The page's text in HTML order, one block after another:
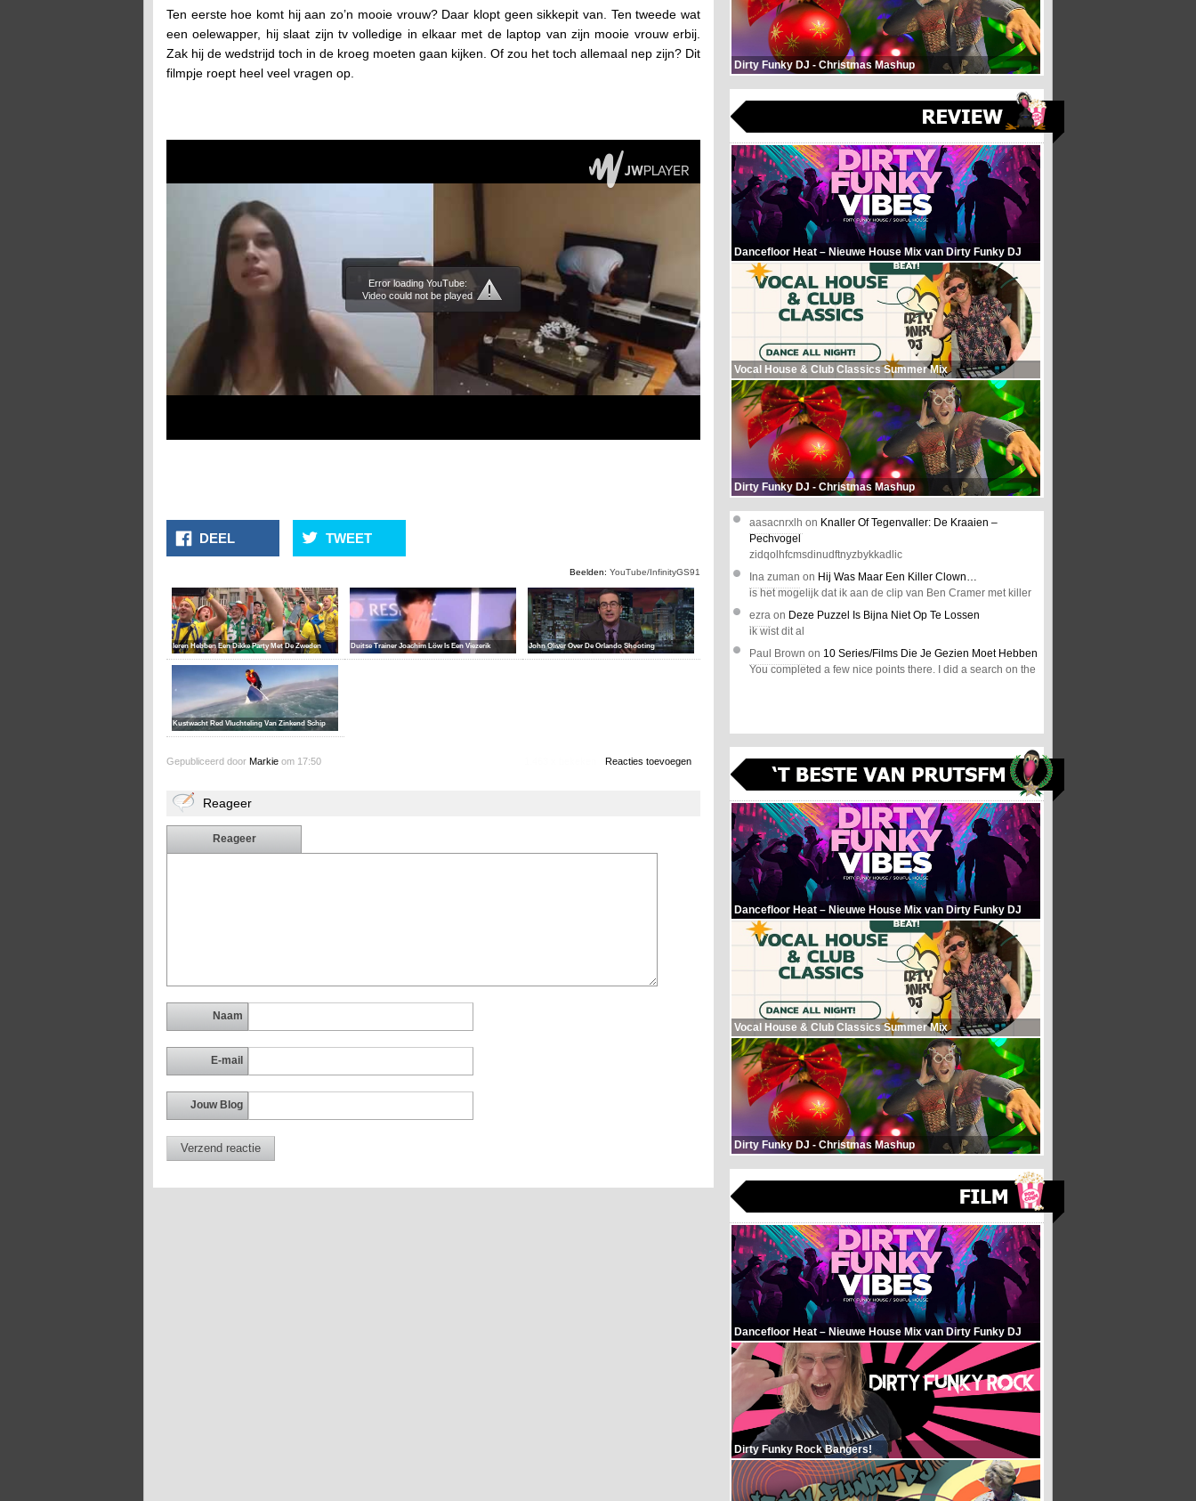
Ten eerste hoe komt hij aan zo’n mooie vrouw? Daar klopt geen sikkepit van. Ten tweede wat
een oelewapper, hij slaat zijn tv volledige in elkaar met de laptop van zijn mooie vrouw erbij.
Zak hij de wedstrijd toch in de kroeg moeten gaan kijken. Of zou het toch allemaal nep zijn? Dit
filmpje roept heel veel vragen op.
Error loading YouTube:
Video could not be played
DEEL TWEET
Beelden: YouTube/InfinityGS91
Ieren Hebben Een Dikke Party Met De Zweden Duitse Trainer Joachim Löw Is Een Viezerik John Oliver Over De Orlando Shooting
Kustwacht Red Vluchteling Van Zinkend Schip
Gepubliceerd door Markie om 17:50 Reacties toevoegen
Reageer
Reageer
Naam
E-mail
Jouw Blog
Dirty Funky DJ - Christmas Mashup
Dancefloor Heat – Nieuwe House Mix van Dirty Funky DJ
Vocal House & Club Classics Summer Mix
Dirty Funky DJ - Christmas Mashup
aasacnrxlh on Knaller Of Tegenvaller: De Kraaien –
Pechvogel
zidqolhfcmsdinudftnyzbykkadlic
Ina zuman on Hij Was Maar Een Killer Clown…
is het mogelijk dat ik aan de clip van Ben Cramer met killer
ezra on Deze Puzzel Is Bijna Niet Op Te Lossen
ik wist dit al
Paul Brown on 10 Series/Films Die Je Gezien Moet Hebben
You completed a few nice points there. I did a search on the
Dancefloor Heat – Nieuwe House Mix van Dirty Funky DJ
Vocal House & Club Classics Summer Mix
Dirty Funky DJ - Christmas Mashup
Dancefloor Heat – Nieuwe House Mix van Dirty Funky DJ
Dirty Funky Rock Bangers!